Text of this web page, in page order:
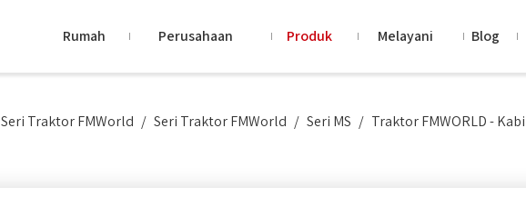
Rumah Perusahaan Produk Melayani Blog
Seri Traktor FMWorld / Seri Traktor FMWorld / Seri MS / Traktor FMWORLD -